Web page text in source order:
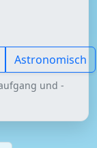
Astronomisch
und -